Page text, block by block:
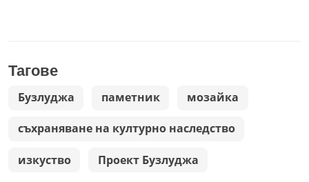
Тагове
Бузлуджа паметник мозайка
съхраняване на културно наследство
изкуство Проект Бузлуджа